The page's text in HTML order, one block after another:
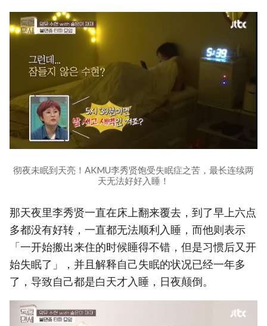
彻夜未眠到天亮！AKMU李秀贤饱受失眠症之苦，最长连续两
天无法好好入睡！
那天夜里李秀贤一直在床上翻来覆去，到了早上六点
多都没有好转，一直都无法顺利入睡，而他则表示
「一开始搬出来住的时候睡得不错，但是习惯后又开
始失眠了」，并且解释自己失眠的状况已经一年多
了，导致自己都是白天才入睡，日夜颠倒。